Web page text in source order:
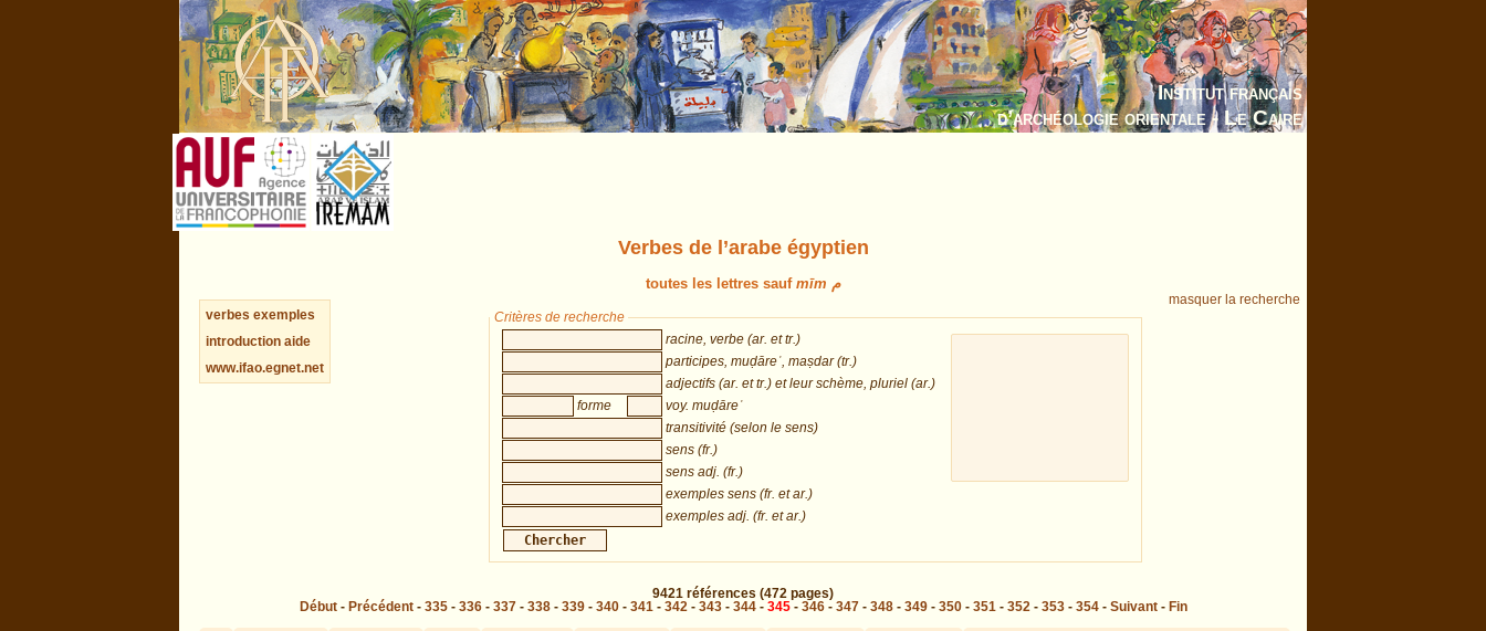
Institut français
d’archéologie orientale - Le Caire
Verbes de l’arabe égyptien
toutes les lettres sauf mīm م
verbes exemples
introduction aide
www.ifao.egnet.net
masquer la recherche
Critères de recherche
racine, verbe (ar. et tr.)
participes, muḍāreʿ, maṣdar (tr.)
adjectifs (ar. et tr.) et leur schème, pluriel (ar.)
forme
voy. muḍāreʿ
transitivité (selon le sens)
sens (fr.)
sens adj. (fr.)
exemples sens (fr. et ar.)
exemples adj. (fr. et ar.)
9421 références (472 pages)
Début- Précédent- 335- 336- 337- 338- 339- 340- 341 - 342 - 343- 344- 345- 346- 347- 348- 349- 350- 351 - 352 - 353- 354- Suivant- Fin